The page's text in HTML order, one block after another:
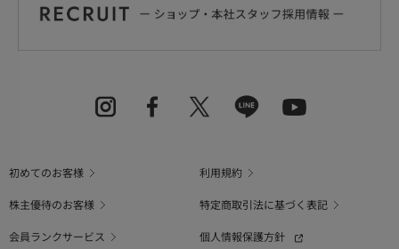
初めてのお客様
利用規約
株主優待のお客様
特定商取引法に基づく表記
会員ランクサービス
個人情報保護方針